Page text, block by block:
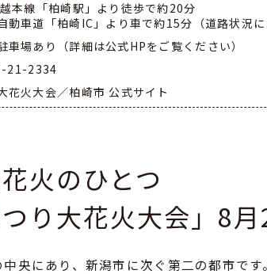
本線「柏崎駅」より徒歩で約20分
動車道「柏崎IC」より車で約15分（道路状況に
車場あり（詳細は公式HPをご覧ください）
21-2334
花火大会／柏崎市 公式サイト
火のひとつ
つり大花火大会」8
央にあり、新潟市に次ぐ第二の都市です。